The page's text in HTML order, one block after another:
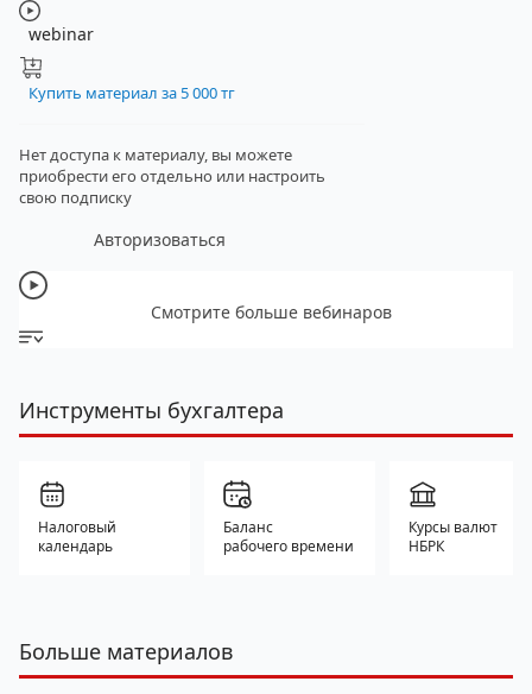
webinar
Купить материал за 5 000 тг
Нет доступа к материалу, вы можете
приобрести его отдельно или настроить
свою подписку
Авторизоваться
Смотрите больше вебинаров
Инструменты бухгалтера
Налоговый
календарь
Баланс
рабочего времени
Курсы валют
НБРК
Больше материалов